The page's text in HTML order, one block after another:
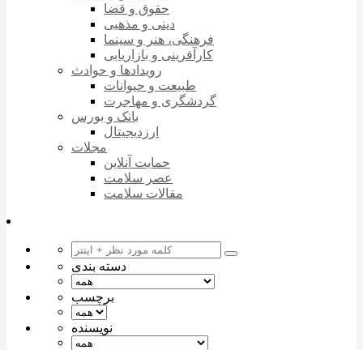
حقوق و قضا
دینی و مذهبی
فرهنگی، هنر و سینما
کارآفرینی و بازاریابی
رویدادها و حوادث
طبیعت و حیوانات
گردشگری و مهاجرت
بانک و بورس
ارزدیجیتال
مجلات
حمایت آنلاین
عصر سلامت
مقالات سلامت
دسته بندی
برچسب
نویسنده